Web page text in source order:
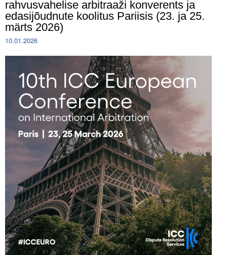
Kalender
ICC Eesti
Arvamus
Viidad
ICC WBO
ICC komisjonid
Digiraamatukogu
Juhendid ja väljaanded
Videod
Kontakt
rahvusvahelise arbitraaži konverents ja
edasijõudnute koolitus Pariisis (23. ja 25.
märts 2026)
10.01.2026